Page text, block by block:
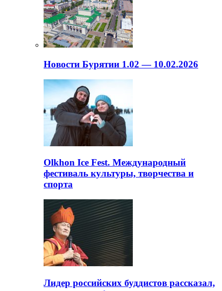
Новости Бурятии 1.02 — 10.02.2026
Olkhon Ice Fest. Международный
фестиваль культуры, творчества и
спорта
Лидер российских буддистов рассказал,